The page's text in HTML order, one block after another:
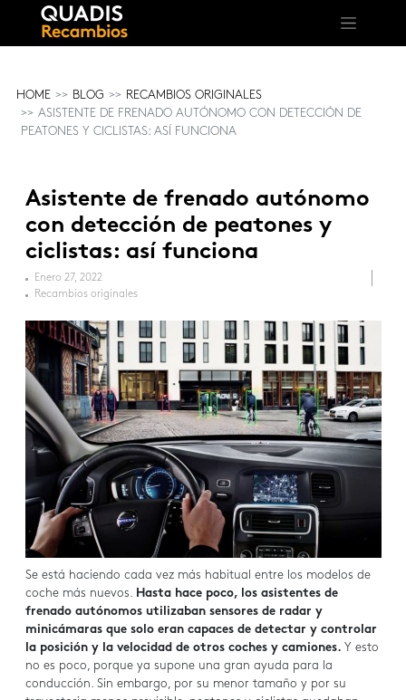
HOME BLOG
RECAMBIOS ORIGINALES
ASISTENTE DE FRENADO AUTÓNOMO CON DETECCIÓN DE
PEATONES Y CICLISTAS: ASÍ FUNCIONA
Asistente de frenado autónomo
con detección de peatones y
ciclistas: así funciona
Enero 27, 2022
Recambios originales
Se está haciendo cada vez más habitual entre los modelos de
coche más nuevos. Hasta hace poco, los asistentes de
frenado autónomos utilizaban sensores de radar y
minicámaras que solo eran capaces de detectar y controlar
la posición y la velocidad de otros coches y camiones. Y esto
no es poco, porque ya supone una gran ayuda para la
conducción. Sin embargo, por su menor tamaño y por su